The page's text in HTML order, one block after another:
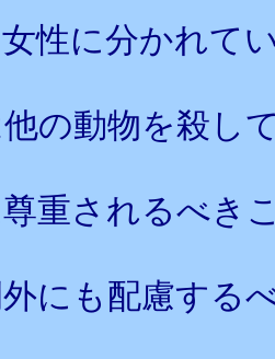
性に分かれて
の動物を殺し
重されるべき
にも配慮する